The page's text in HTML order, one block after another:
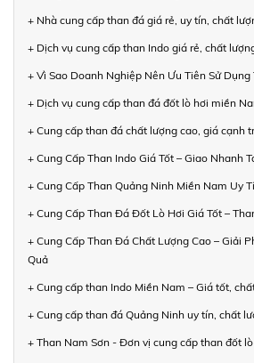
+ Nhà cung cấp than đá giá rẻ, uy tín, chất
+ Dịch vụ cung cấp than Indo giá rẻ, chất
+ Vì Sao Doanh Nghiệp Nên Ưu Tiên Sử Dụng
+ Dịch vụ cung cấp than đá đốt lò hơi miền
+ Cung cấp than đá chất lượng cao, giá cạnh
+ Cung Cấp Than Indo Giá Tốt – Giao Nhanh
+ Cung Cấp Than Quảng Ninh Miền Nam Uy
+ Cung Cấp Than Đá Đốt Lò Hơi Giá Tốt –
+ Cung Cấp Than Đá Chất Lượng Cao – Giải
Quả
+ Cung cấp than Indo Miền Nam – Giá tốt,
+ Cung cấp than đá Quảng Ninh uy tín, chất
+ Than Nam Sơn - Đơn vị cung cấp than đốt